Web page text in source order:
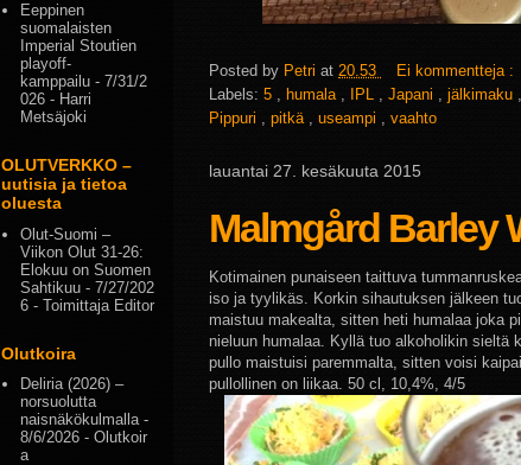
Posted by Petri at 20.53
Ei kommentteja :
Labels: 5 humala IPL Japani jälkimaku
Pippuri
pitkä useampi vaahto
lauantai 27. kesäkuuta 2015
Malmgård Barley
Kotimainen punaiseen taittuva
iso ja tyylikäs. Korkin sihautuksen jälkeen
maistuu makealta, sitten heti humalaa joka
nieluun humalaa. Kyllä tuo alkoholikin sieltä
pullo maistuisi paremmalta, sitten voisi
pullollinen on liikaa. 50 cl, 10,4%, 4/5
Eeppinen
suomalaisten
Imperial Stoutien
playoff-
kamppailu - 7/31/2
026 - Harri
Metsäjoki
OLUTVERKKO –
uutisia ja tietoa
oluesta
Olut-Suomi –
Viikon Olut 31-26:
Elokuu on Suomen
Sahtikuu - 7/27/202
6 - Toimittaja Editor
Olutkoira
Deliria (2026) –
norsuolutta
naisnäkökulmalla-
8/6/2026 - Olutkoir
a